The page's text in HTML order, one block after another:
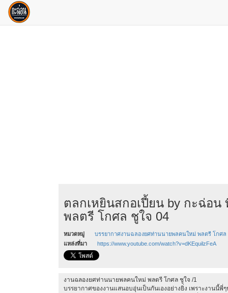
ตลกเหยินสกอเปี้ยน by กะฉ่อน
พลตรี โกศล ชูใจ 04
หมวดหมู่
บรรยากาศงานฉลองยศท่านนายพลคนใหม่ พลตรี โกศล
แหล่งที่มา
https://www.youtube.com/watch?v=dKEquilzFeA
งานฉลองยศท่านนายพลคนใหม่ พลตรี โกศล ชูใจ /1
บรรยากาศของงานแสนอบอุ่นเป็นกันเองอย่างยิ่ง เพราะงานนี้